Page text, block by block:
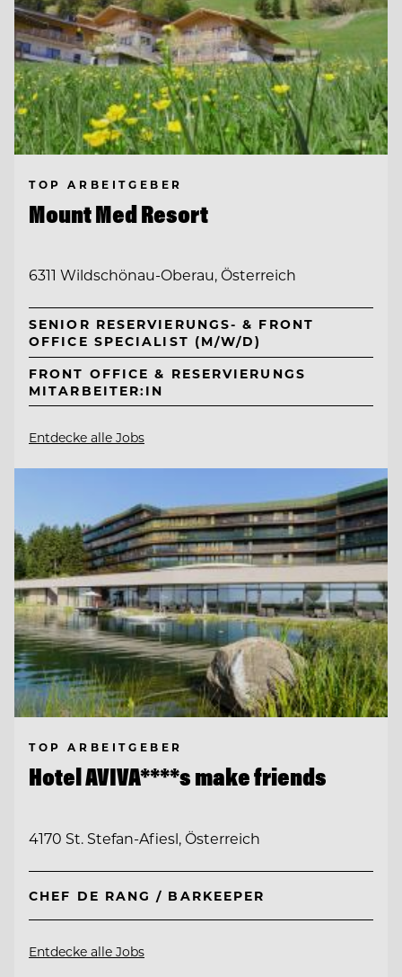
TOP ARBEITGEBER
Mount Med Resort
6311 Wildschönau-Oberau, Österreich
SENIOR RESERVIERUNGS- & FRONT
OFFICE SPECIALIST (M/W/D)
FRONT OFFICE & RESERVIERUNGS
MITARBEITER:IN
Entdecke alle Jobs
TOP ARBEITGEBER
Hotel AVIVA****s make friends
4170 St. Stefan-Afiesl, Österreich
CHEF DE RANG / BARKEEPER
Entdecke alle Jobs